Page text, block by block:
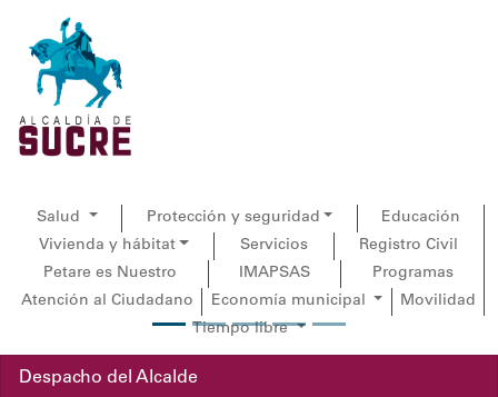
Salud Protección y seguridad
Educación
Vivienda y hábitat
Servicios
Registro Civil
Petare es Nuestro
IMAPSAS
Programas
Atención al Ciudadano
Economía municipal
Movilidad
Tiempo libre
Despacho del Alcalde